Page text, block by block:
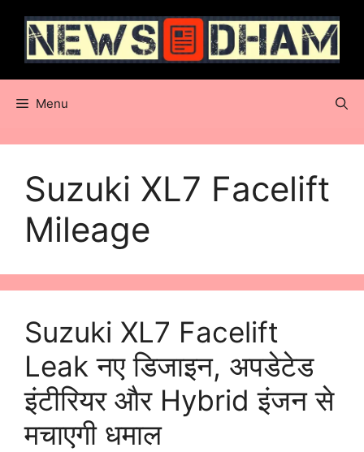
content
Menu
Suzuki XL7 Facelift
Mileage
Suzuki XL7 Facelift
Leak नए डिजाइन, अपडेटेड
इंटीरियर और Hybrid इंजन से
मचाएगी धमाल